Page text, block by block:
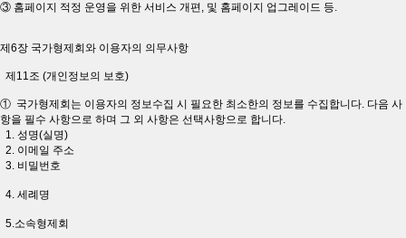
③ 홈페이지 적정 운영을 위한 서비스 개편, 및 홈페이지 업그레이드 등.
제6장 국가형제회와 이용자의 의무사항
제11조 (개인정보의 보호)
① 국가형제회는 이용자의 정보수집 시 필요한 최소한의 정보를 수집합니다. 다음 사
항을 필수 사항으로 하며 그 외 사항은 선택사항으로 합니다.
1. 성명(실명)
2. 이메일 주소
3. 비밀번호
4. 세례명
5.소속형제회